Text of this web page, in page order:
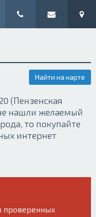
Найти на карте
(Пензенская
нашли желаемый
то покупайте
интернет
проверенных